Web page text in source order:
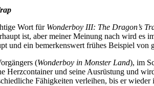
Wort für Wonderboy III: The Dragon’s
ist, aber meiner Meinung nach wird es
und ein bemerkenswert frühes Beispiel von
(Wonderboy in Monster Land), im
Herzcontainer und seine Ausrüstung und
Fähigkeiten verleihen, bis er